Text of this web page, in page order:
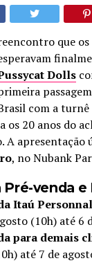
que
Dolls
com a
os 20 anos do
A apresentação
, no Nubank
Pré-venda e
Itaú
(10h) até 6
para demais
até 7 de